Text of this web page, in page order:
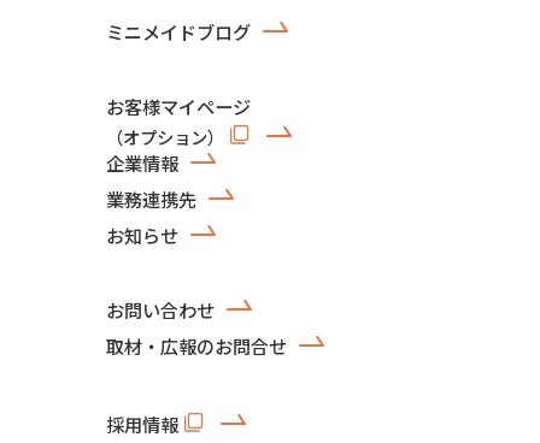
ミニメイドブログ
お客様マイページ
（オプション）
企業情報
業務連携先
お知らせ
お問い合わせ
取材・広報のお問合せ
採用情報